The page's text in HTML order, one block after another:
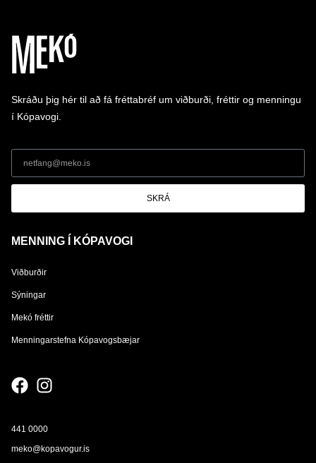
Skráðu þig hér til að fá fréttabréf um viðburði, fréttir og menningu
í Kópavogi.
SKRÁ
MENNING Í KÓPAVOGI
Viðburðir
Sýningar
Mekó fréttir
Menningarstefna Kópavogsbæjar
441 0000
meko@kopavogur.is